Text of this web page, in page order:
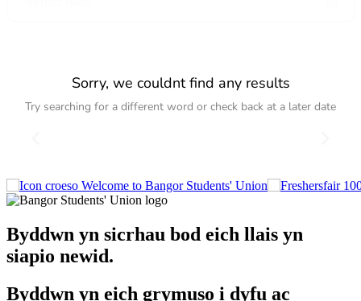
Sorry, we couldnt find any results
Try searching for a different word or check back at a later date
Welcome to Bangor Students' Union
Byddwn yn sicrhau bod eich llais yn
siapio newid.
Byddwn yn eich grymuso i dyfu ac